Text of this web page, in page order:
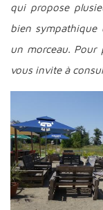
qui propose
bien
un morceau.
vous invite à